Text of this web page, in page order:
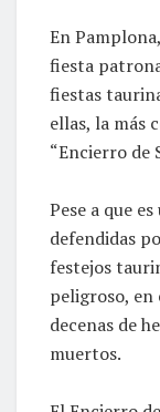
En
fiesta
fiestas
ellas, la más
“Encierro de
Pese a que
defendidas
festejos
peligroso, en
decenas de
muertos.